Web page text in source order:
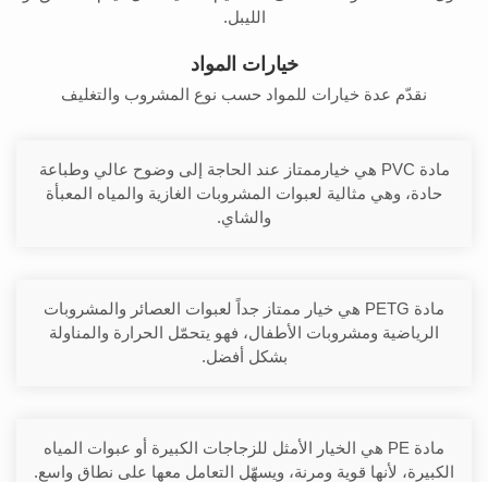
الليبل.
خيارات المواد
نقدّم عدة خيارات للمواد حسب نوع المشروب والتغليف
مادة PVC هي خيارممتاز عند الحاجة إلى وضوح عالي وطباعة
حادة، وهي مثالية لعبوات المشروبات الغازية والمياه المعبأة
والشاي.
مادة PETG هي خيار ممتاز جداً لعبوات العصائر والمشروبات
الرياضية ومشروبات الأطفال، فهو يتحمّل الحرارة والمناولة
بشكل أفضل.
مادة PE هي الخيار الأمثل للزجاجات الكبيرة أو عبوات المياه
الكبيرة، لأنها قوية ومرنة، ويسهّل التعامل معها على نطاق واسع.